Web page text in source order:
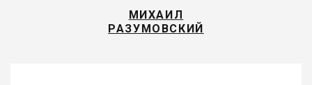
МИХАИЛ
РАЗУМОВСКИЙ